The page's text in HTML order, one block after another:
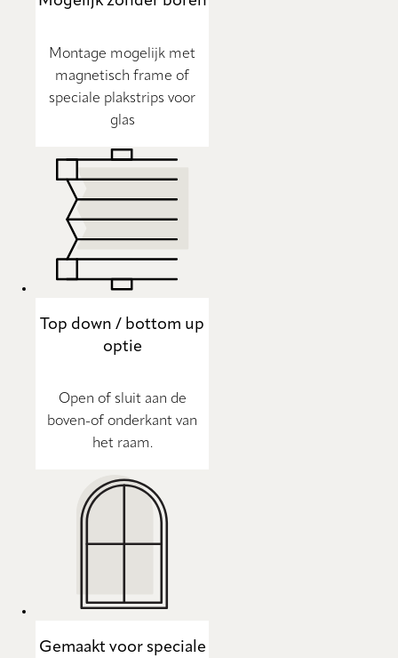
Montage mogelijk met
magnetisch frame of
speciale plakstrips voor
glas
Top down / bottom up
optie
Open of sluit aan de
boven-of onderkant van
het raam.
Gemaakt voor speciale